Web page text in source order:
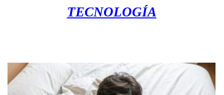
TECNOLOGÍA